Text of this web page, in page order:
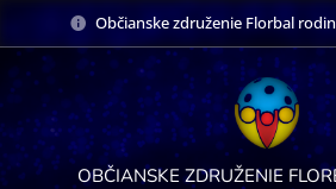
Občianske združenie Florbal
OBČIANSKE ZDRUŽENIE